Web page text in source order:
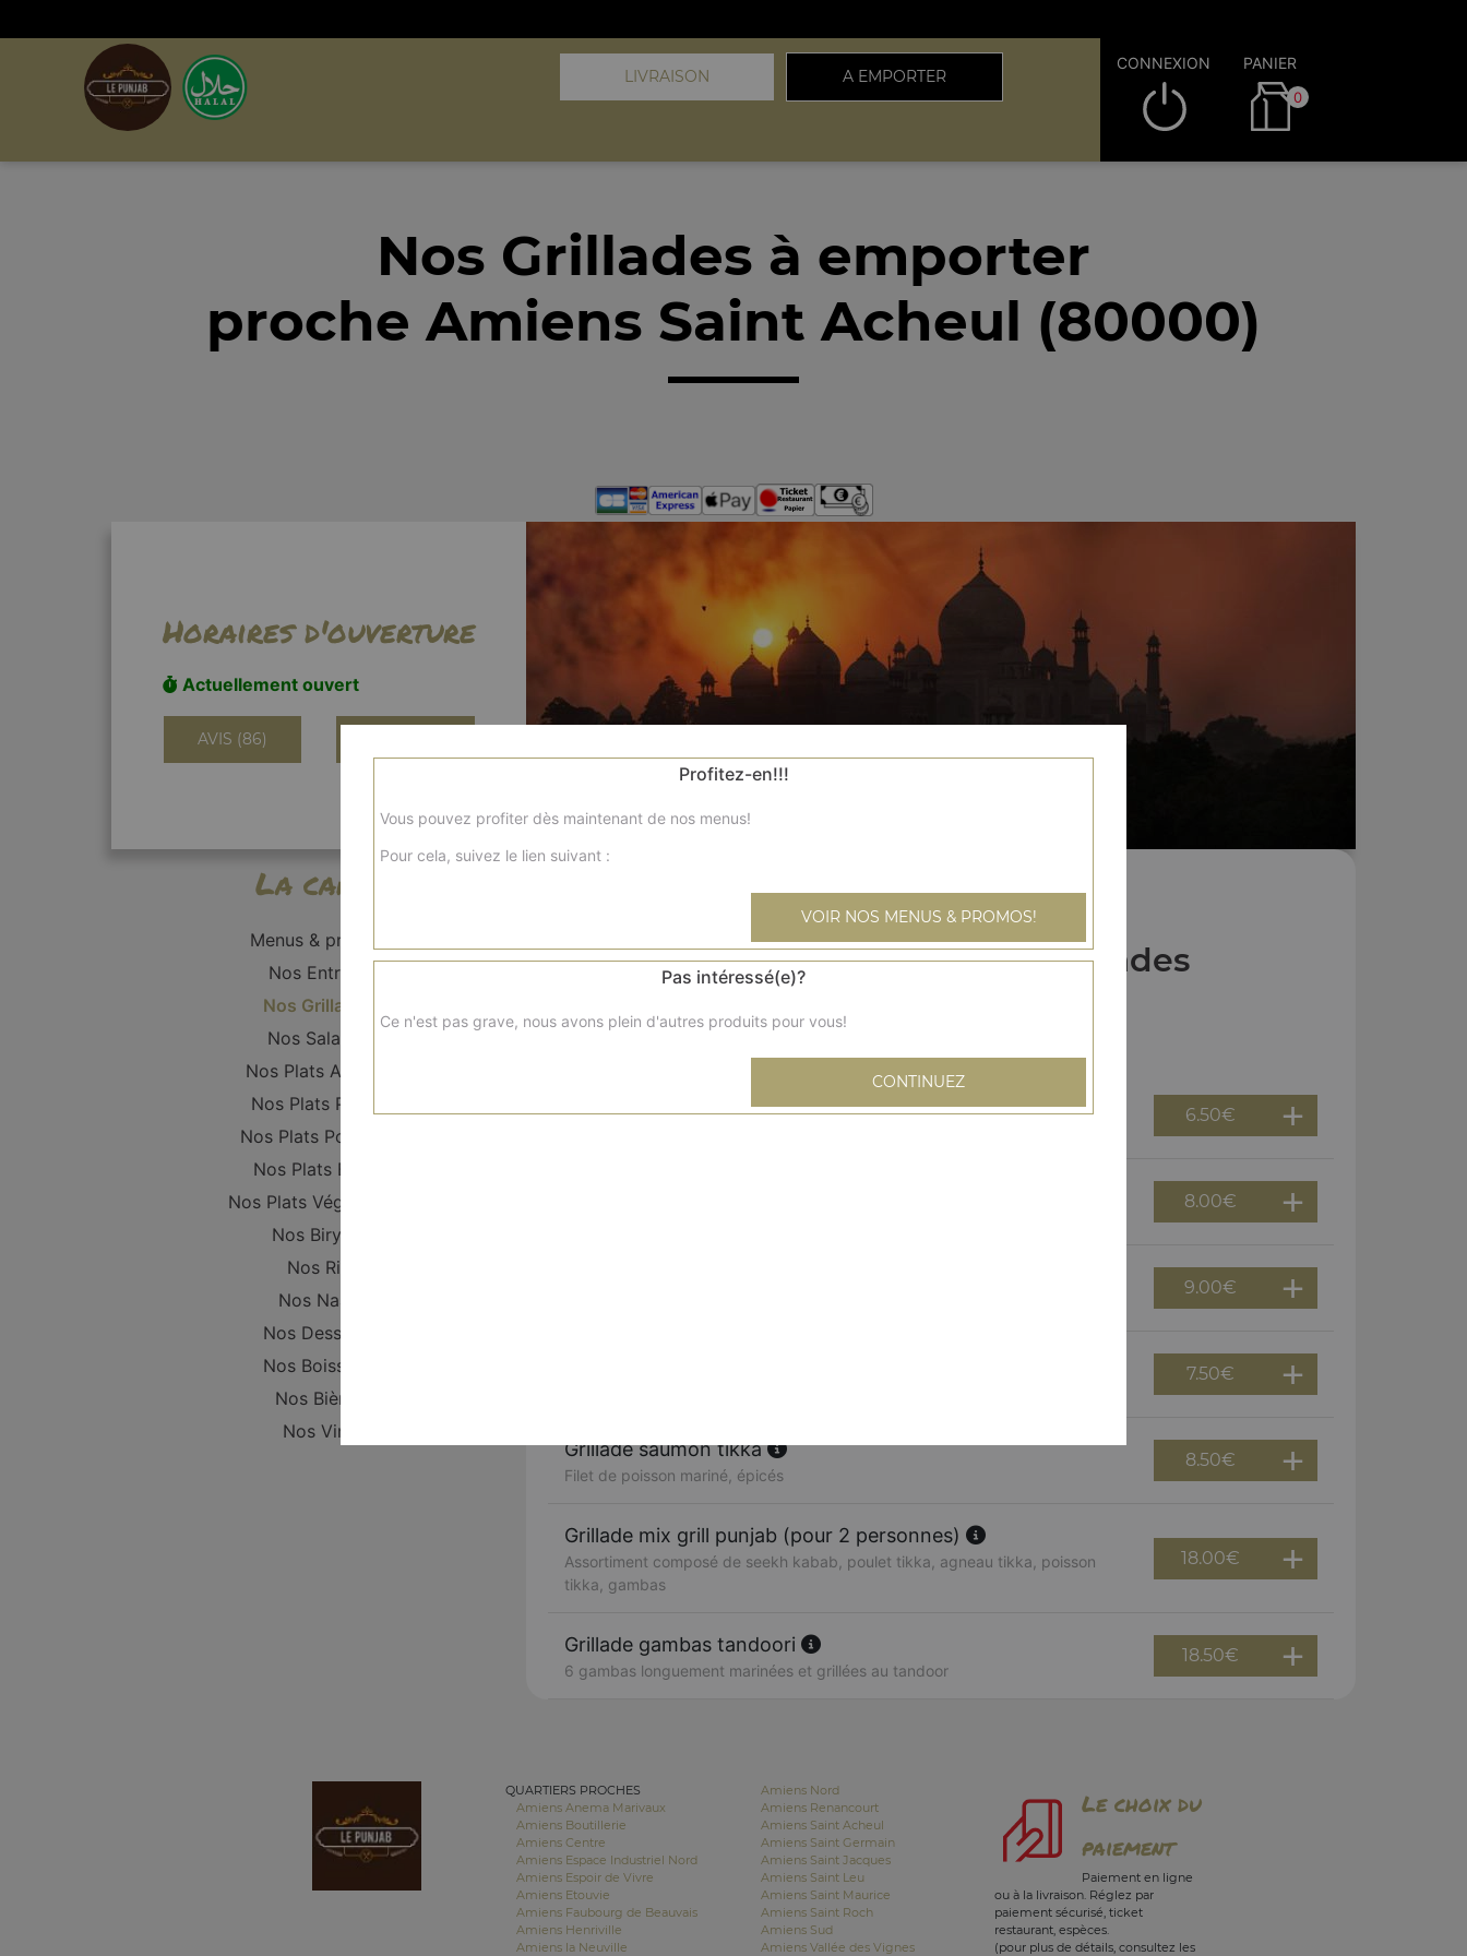
LIVRAISON A EMPORTER
CONNEXION PANIER
0
Nos Grillades à emporter
proche Amiens Saint Acheul (80000)
Horaires d'ouverture
Actuellement ouvert
AVIS (86)
La carte
Menus & promos
Nos Entrées
Nos Grillades
Nos Salades
Nos Plats Agneau
Nos Plats Poulet
Nos Plats Poissons
Nos Plats Boeuf
Nos Plats Végétariens
Nos Biryani
Nos Riz
Nos Naan
Nos Desserts
Nos Boissons
Nos Bières
Nos Vins
Nos Grillades
Grillade poulet tandoori 6.50€
8.00€
9.00€
7.50€
Grillade saumon tikka
Filet de poisson mariné, épicés
8.50€
Grillade mix grill punjab (pour 2 personnes)
Assortiment composé de seekh kabab, poulet tikka, agneau tikka, poisson
tikka, gambas
18.00€
Grillade gambas tandoori
6 gambas longuement marinées et grillées au tandoor
18.50€
QUARTIERS PROCHES
Amiens Anema Marivaux
Amiens Boutillerie
Amiens Centre
Amiens Espace Industriel Nord
Amiens Espoir de Vivre
Amiens Etouvie
Amiens Faubourg de Beauvais
Amiens Henriville
Amiens la Neuville
Amiens Nord
Amiens Renancourt
Amiens Saint Acheul
Amiens Saint Germain
Amiens Saint Jacques
Amiens Saint Leu
Amiens Saint Maurice
Amiens Saint Roch
Amiens Sud
Amiens Vallée des Vignes
Le choix du
paiement
Paiement en ligne
ou à la livraison. Réglez par
paiement sécurisé, ticket
restaurant, espèces.
(pour plus de détails, consultez les
Profitez-en!!!
Vous pouvez profiter dès maintenant de nos menus!
Pour cela, suivez le lien suivant :
VOIR NOS MENUS & PROMOS!
Pas intéressé(e)?
Ce n'est pas grave, nous avons plein d'autres produits pour vous!
CONTINUEZ